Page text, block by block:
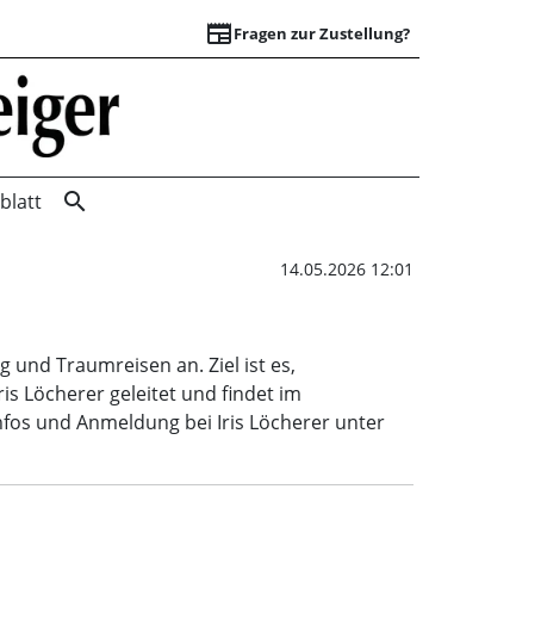
newspaperFragen zur Zustellung?
search
14.05.2026 12:01
und Traumreisen an. Ziel ist es,
Löcherer geleitet und findet im
und Anmeldung bei Iris Löcherer unter